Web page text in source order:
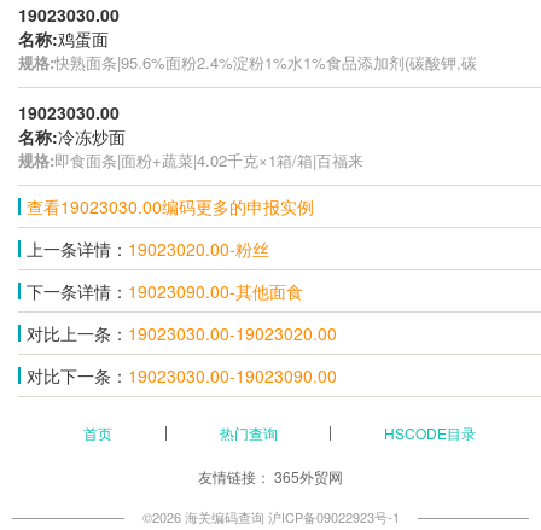
19023030.00
名称:鸡蛋面
规格:快熟面条|95.6%面粉2.4%淀粉1%水1%食品添加剂(碳酸钾,碳
19023030.00
名称:冷冻炒面
规格:即食面条|面粉+蔬菜|4.02千克×1箱/箱|百福来
查看19023030.00编码更多的申报实例
上一条详情： 19023020.00-粉丝
下一条详情： 19023090.00-其他面食
对比上一条： 19023030.00-19023020.00
对比下一条： 19023030.00-19023090.00
首页 热门查询 HSCODE目录
友情链接： 365外贸网
©2026 海关编码查询 沪ICP备09022923号-1